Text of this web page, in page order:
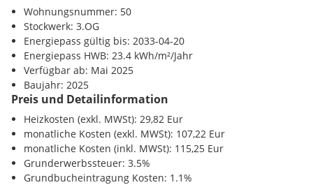
Provisionsfrei
Deckenheizung & Temperierung durch Bauteilaktivierung
Wohnen nahe Badeteich Hirschstetten und U2
Aufstrebendes und familienfreundliches Neubaugebiet
Ausstattungsstandard
Die Ausstattung der Wohnungen zeichnen sich durch
qualitativ hochwertige Materialien aus:
Infrastruktur / Entfernungen
Gesundheit
Arzt <425m
Apotheke <450m
Klinik <1325m
Krankenhaus <3250m
Kinder / Schulen
Schule <250m
Kindergarten <200m
Universität <2525m
Wohnungsnummer: 50
Stockwerk: 3.OG
Energiepass gültig bis: 2033-04-20
Energiepass HWB: 23.4 kWh/m²/Jahr
Verfügbar ab: Mai 2025
Baujahr: 2025
Preis und Detailinformation
Heizkosten (exkl. MWSt): 29,82 Eur
monatliche Kosten (exkl. MWSt): 107,22 Eur
monatliche Kosten (inkl. MWSt): 115,25 Eur
Grunderwerbssteuer: 3.5%
Grundbucheintragung Kosten: 1.1%